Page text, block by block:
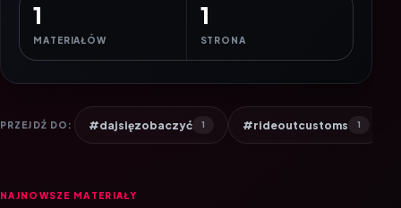
1
MATERIAŁÓW
1
STRONA
PRZEJDŹ DO: #dajsięzobaczyć 1 #rideoutcustoms 1
NAJNOWSZE MATERIAŁY